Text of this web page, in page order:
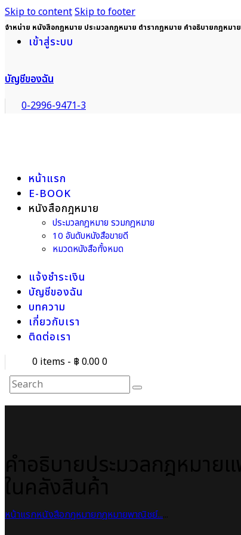
Skip to contentSkip to footer
จำหน่าย หนังสือกฎหมาย ประมวลกฎหมาย ตำรากฎหมาย คำอธิบายกฎหมาย
เข้าสู่ระบบ
บัญชีของฉัน
0-2996-9471-3
หน้าแรก
E-BOOK
หนังสือกฎหมาย
ประมวลกฎหมาย รวมกฎหมาย
10 อันดับหนังสือขายดี
หมวดหนังสือทั้งหมด
แจ้งชำระเงิน
บัญชีของฉัน
บทความ
เกี่ยวกับเรา
ติดต่อเรา
0 items - ฿ 0.000
หน้าแรกหนังสือกฎหมายกฎหมายพาณิชย์...